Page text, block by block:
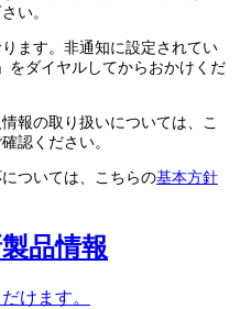
い。
ます。非通知に設定されてい
をダイヤルしてからおかけくだ
報の取り扱いについては、こ
認ください。
ついては、こちらの基本方針
品情報
けます。